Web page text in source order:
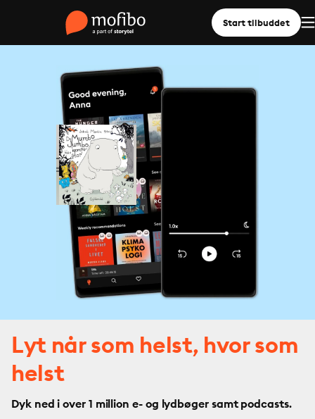
Start tilbuddet
Lyt når som helst, hvor som
helst
Dyk ned i over 1 million e- og lydbøger samt podcasts.